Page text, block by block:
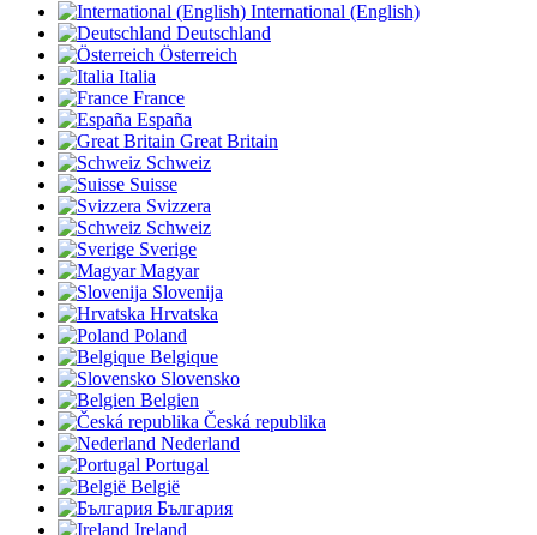
International (English)
Deutschland
Österreich
Italia
France
España
Great Britain
Schweiz
Suisse
Svizzera
Schweiz
Sverige
Magyar
Slovenija
Hrvatska
Poland
Belgique
Slovensko
Belgien
Česká republika
Nederland
Portugal
België
България
Ireland